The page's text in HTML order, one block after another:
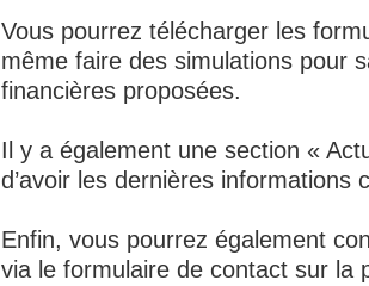
Vous pourrez télécharger les
même faire des simulations pour
financières proposées.
Il y a également une section «
d’avoir les dernières informations
Enfin, vous pourrez également
via le formulaire de contact sur la